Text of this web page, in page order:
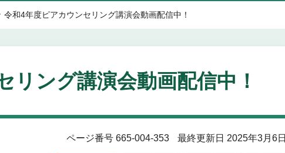
令和4年度ピアカウンセリング講演会動画配信中！
リング講演会動画配信中！
ページ番号 665-004-353 最終更新日 2025年3月6日